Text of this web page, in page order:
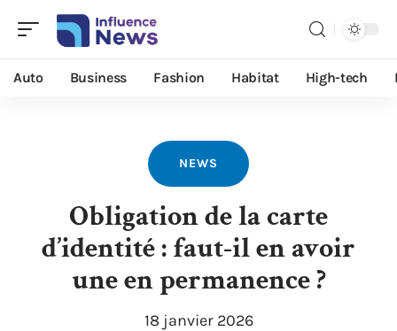
Auto Business Fashion Habitat High-tech
NEWS
Obligation de la carte
d’identité : faut-il en avoir
une en permanence ?
18 janvier 2026